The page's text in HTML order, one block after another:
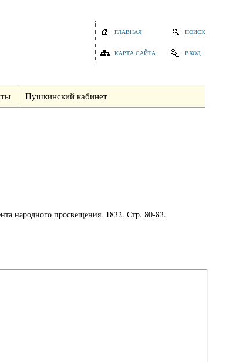
ГЛАВНАЯ
КАРТА САЙТА
ПОИСК
ВХОД
Пушкинский кабинет
народного просвещения. 1832. Стр. 80-83.